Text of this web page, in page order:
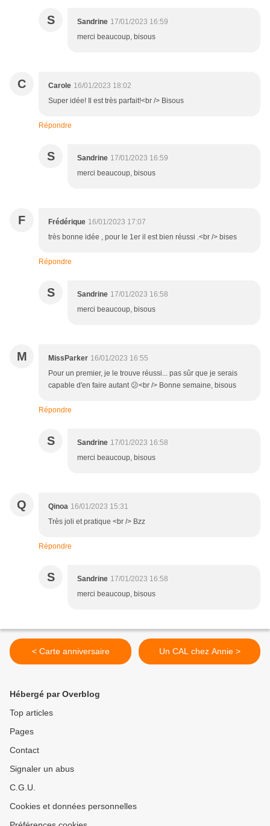
S Sandrine 17/01/2023 16:59
merci beaucoup, bisous
C Carole 16/01/2023 18:02
Super idée! Il est très parfait!<br /> Bisous
Répondre
S Sandrine 17/01/2023 16:59
merci beaucoup, bisous
F Frédérique 16/01/2023 17:07
très bonne idée , pour le 1er il est bien réussi .<br /> bises
Répondre
S Sandrine 17/01/2023 16:58
merci beaucoup, bisous
M MissParker 16/01/2023 16:55
Pour un premier, je le trouve réussi... pas sûr que je serais
capable d'en faire autant 😕<br /> Bonne semaine, bisous
Répondre
S Sandrine 17/01/2023 16:58
merci beaucoup, bisous
Q Qinoa 16/01/2023 15:31
Très joli et pratique <br /> Bzz
Répondre
S Sandrine 17/01/2023 16:58
merci beaucoup, bisous
< Carte anniversaire Un CAL chez Annie >
Hébergé par Overblog
Top articles
Pages
Contact
Signaler un abus
C.G.U.
Cookies et données personnelles